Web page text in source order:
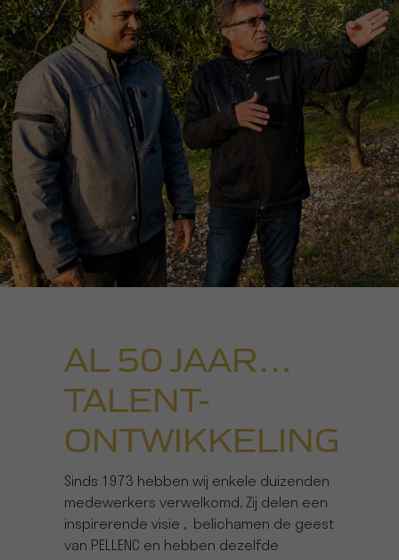
AL 50 JAAR…
TALENT-
ONTWIKKELING
Sinds 1973 hebben wij enkele duizenden
medewerkers verwelkomd. Zij delen een
inspirerende visie , belichamen de geest
van PELLENC en hebben dezelfde